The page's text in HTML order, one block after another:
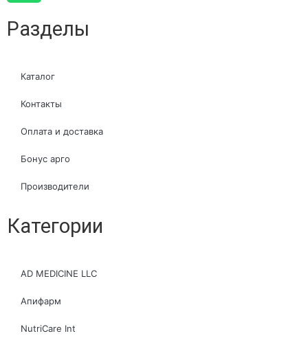
Разделы
Каталог
Контакты
Оплата и доставка
Бонус арго
Производители
Категории
AD MEDICINE LLC
Апифарм
NutriCare Int